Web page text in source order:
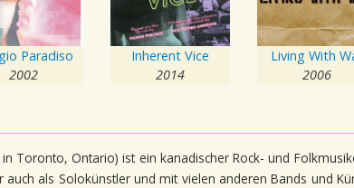
Paradiso
2002
Inherent Vice
2014
Living With
2006
Toronto, Ontario) ist ein kanadischer Rock- und
als Solokünstler und mit vielen anderen Bands und